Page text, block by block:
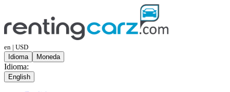
en | USD
Idioma
Moneda
Idioma:
English